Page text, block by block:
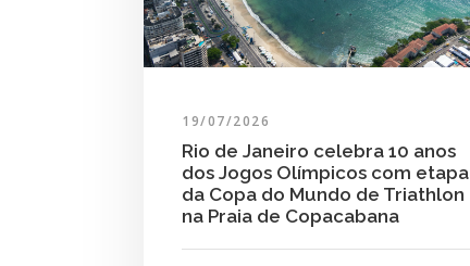
19/07/2026
Rio de Janeiro celebra 10 anos
dos Jogos Olímpicos com etapa
da Copa do Mundo de Triathlon
na Praia de Copacabana